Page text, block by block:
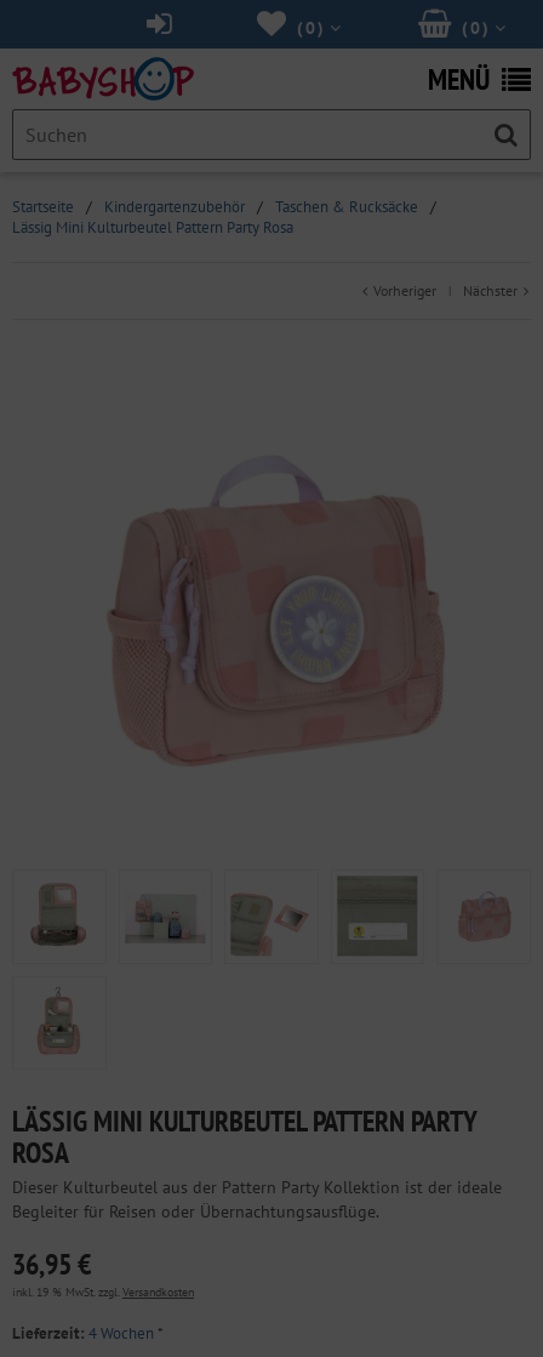
(0 )
(0 )
MENÜ
Startseite / Kindergartenzubehör / Taschen & Rucksäcke
/
Lässig Mini Kulturbeutel Pattern Party Rosa
Vorheriger | Nächster
LÄSSIG MINI KULTURBEUTEL PATTERN PARTY
ROSA
Dieser Kulturbeutel aus der Pattern Party Kollektion ist der ideale
Begleiter für Reisen oder Übernachtungsausflüge.
36,95 €
inkl. 19 % MwSt. zzgl. Versandkosten
Lieferzeit: 4 Wochen *